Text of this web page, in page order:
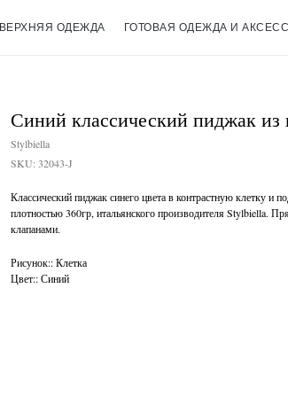
ВЕРХНЯЯ ОДЕЖДА ГОТОВАЯ ОДЕЖДА И
Синий классический пиджак
Stylbiella
SKU: 32043-J
Классический пиджак синего цвета в контрастную клетку и
плотностью 360гр, итальянского производителя Stylbiella.
клапанами.
Рисунок:: Клетка
Цвет:: Синий